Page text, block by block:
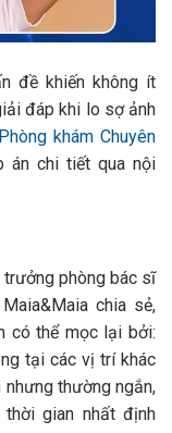
đề khiến không ít
đáp khi lo sợ ảnh
Phòng khám Chuyên
án chi tiết qua nội
trưởng phòng bác sĩ
chia sẻ,
có thể mọc lại bởi:
tại các vị trí khác
thường ngắn,
gian nhất định